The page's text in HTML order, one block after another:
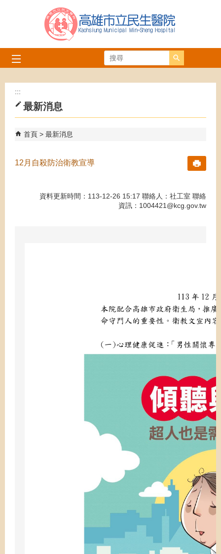
跳到主要內容區塊
搜尋
:::
最新消息
首頁 最新消息
12月自殺防治衛教宣導
資料更新時間：113-12-26 15:17 聯絡人：社工室 聯絡
資訊：1004421@kcg.gov.tw